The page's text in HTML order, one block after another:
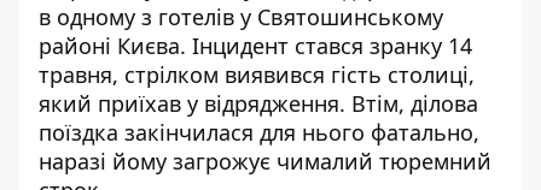
в одному з готелів у Святошинському
районі Києва. Інцидент стався зранку 14
травня, стрілком виявився гість столиці,
який приїхав у відрядження. Втім, ділова
поїздка закінчилася для нього фатально,
наразі йому загрожує чималий тюремний